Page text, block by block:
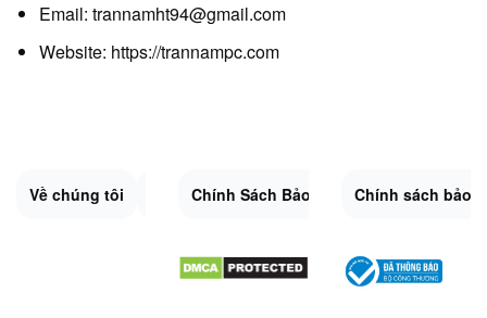
Email: trannamht94@gmail.com
Website: https://trannampc.com
Về chúng tôi Liên Hệ Quy Định Chung Sitemap.XML
Chính Sách Bảo Mật Đổi trả và hoàn
Chính sách bảo